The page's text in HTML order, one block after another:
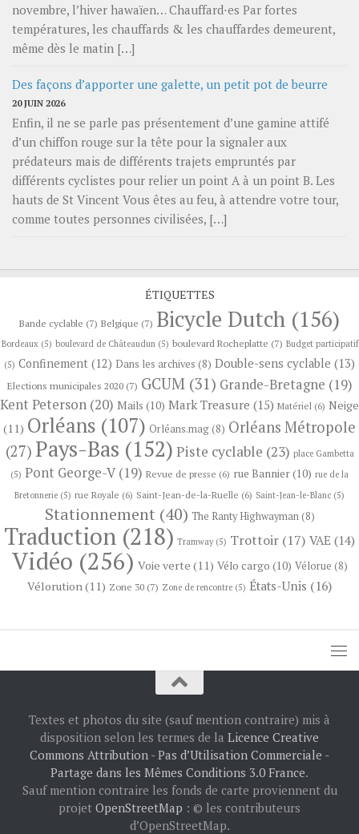
novembre, l’hiver hawaïen… Chauffard⋅es Par fortes
températures, les chauffards & les chauffardes demeurent,
même dès le matin […]
Des façons d’apporter une galette, un petit pot de beurre
20 JUIN 2026
Enfin, il ne se parle pas présentement d’une gamine attifé
d’un chiffon rouge sur la tête pour la signaler aux
prédateurs mais de différents trajets empruntés par
différents cyclistes pour relier un point A à un point B. Les
hauts de St Vincent Vous êtes au feu, à attendre votre tour,
comme toutes personnes civilisées, […]
ÉTIQUETTES
Bande cyclable (7) Belgique (7) Bicycle Dutch (156)
Bordeaux(5) boulevard de Châteaudun(5) boulevard Rocheplatte (7) Budget participatif
(5) Confinement (12) Dans les archives (8) Double-sens cyclable (13)
Elections municipales 2020(7) GCUM (31) Grande-Bretagne (19)
Kent Peterson (20) Mails (10) Mark Treasure (15) Matériel (6) Neige
(11) Orléans (107) Orléans.mag (8) Orléans Métropole
(27) Pays-Bas (152) Piste cyclable (23) place Gambetta
(5) Pont George-V(19) Revue de presse (6) rue Bannier(10) rue de la
Bretonnerie (5) rue Royale (6) Saint-Jean-de-la-Ruelle (6) Saint-Jean-le-Blanc (5)
Stationnement (40) The Ranty Highwayman(8)
Traduction (218) Tramway(5) Trottoir (17) VAE (14)
Vidéo (256) Voie verte (11) Vélo cargo (10) Vélorue (8)
Vélorution(11) Zone 30 (7) Zone de rencontre (5) États-Unis (16)
Textes et photos du site (sauf mention contraire) mis à
disposition selon les termes de la Licence Creative
Commons Attribution - Pas d’Utilisation Commerciale -
Partage dans les Mêmes Conditions 3.0 France.
Sauf mention contraire les fonds de carte proviennent du
projet OpenStreetMap : © les contributeurs
d’OpenStreetMap.